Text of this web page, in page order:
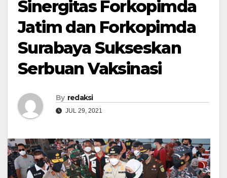
Sinergitas Forkopimda
Jatim dan Forkopimda
Surabaya Sukseskan
Serbuan Vaksinasi
By redaksi
JUL 29, 2021